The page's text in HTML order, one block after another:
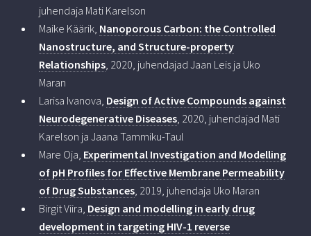
juhendaja Mati Karelson
Maike Käärik, Nanoporous Carbon: the Controlled
Nanostructure, and Structure-property
Relationships , 2020, juhendajad Jaan Leis ja Uko
Maran
Larisa Ivanova, Design of Active Compounds against
Neurodegenerative Diseases , 2020, juhendajad Mati
Karelson ja Jaana Tammiku-Taul
Mare Oja, Experimental Investigation and Modelling
of pH Profiles for Effective Membrane Permeability
of Drug Substances , 2019, juhendaja Uko Maran
Birgit Viira, Design and modelling in early drug
development in targeting HIV-1 reverse